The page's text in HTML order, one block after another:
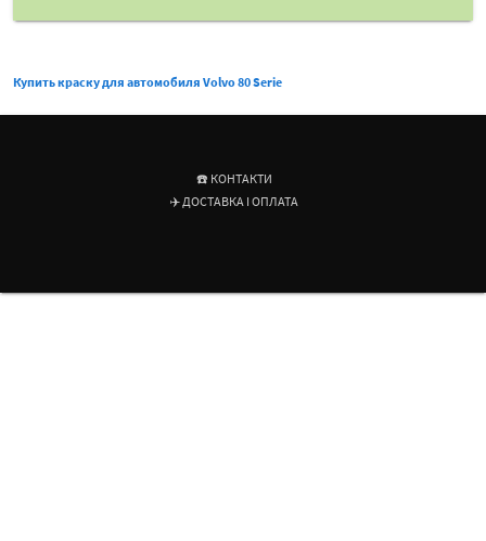
Купить краску для автомобиля Volvo 80 Serie
☎️ КОНТАКТИ
✈️ ДОСТАВКА І ОПЛАТА